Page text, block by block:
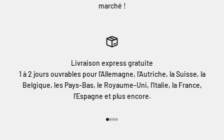
marché !
Livraison express gratuite
1 à 2 jours ouvrables pour l'Allemagne, l'Autriche, la Suisse, la
Belgique, les Pays-Bas, le Royaume-Uni, l'Italie, la France,
l'Espagne et plus encore.